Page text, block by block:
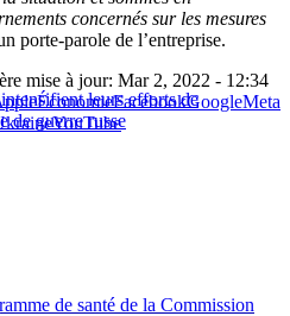
concernés sur les mesures
porte-parole de l’entreprise.
leurs efforts de
de guerre russe
mise à jour: Mar 2, 2022 - 12:34
ÉconomieFacebookGoogleMeta
YouTube
de santé de la Commission